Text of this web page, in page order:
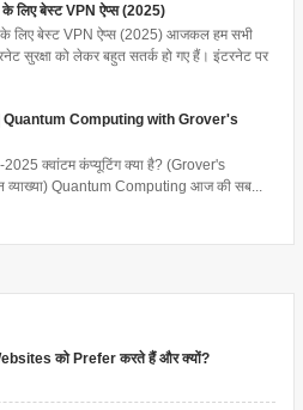
लिए बेस्ट VPN ऐप्स (2025)
लिए बेस्ट VPN ऐप्स (2025) आजकल हम सभी
सुरक्षा को लेकर बहुत सतर्क हो गए हैं। इंटरनेट पर
| Quantum Computing with Grover's
क्वांटम कंप्यूटिंग क्या है? (Grover's
व्याख्या) Quantum Computing आज की सब...
को Prefer करते हैं और क्यों?